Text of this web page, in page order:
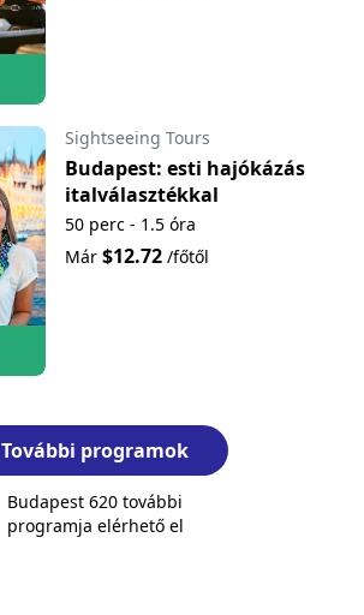
Sightseeing Tours
Budapest: esti hajókázás
italválasztékkal
50 perc - 1.5 óra
Már $12.72/főtől
További programok
Budapest 620 további
programja elérhető el